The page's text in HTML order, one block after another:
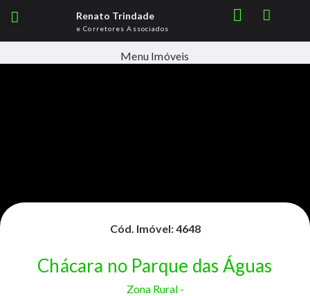
Renato Trindade
e Corretores Associados
Menu Imóveis
Cód. Imóvel: 4648
Chácara no Parque das Águas
Zona Rural -